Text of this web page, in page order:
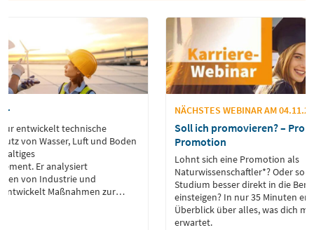
entwickelt technische
von Wasser, Luft und Boden
Er analysiert
von Industrie und
Maßnahmen zur
NÄCHSTES WEBINAR AM
Soll ich promovieren? – Pro
Promotion
Lohnt sich eine Promotion als
Naturwissenschaftler*? Oder
Studium besser direkt in die
einsteigen? In nur 35 Minuten
Überblick über alles, was dich
erwartet.